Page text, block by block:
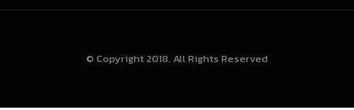
© Copyright 2018. All Rights Reserved